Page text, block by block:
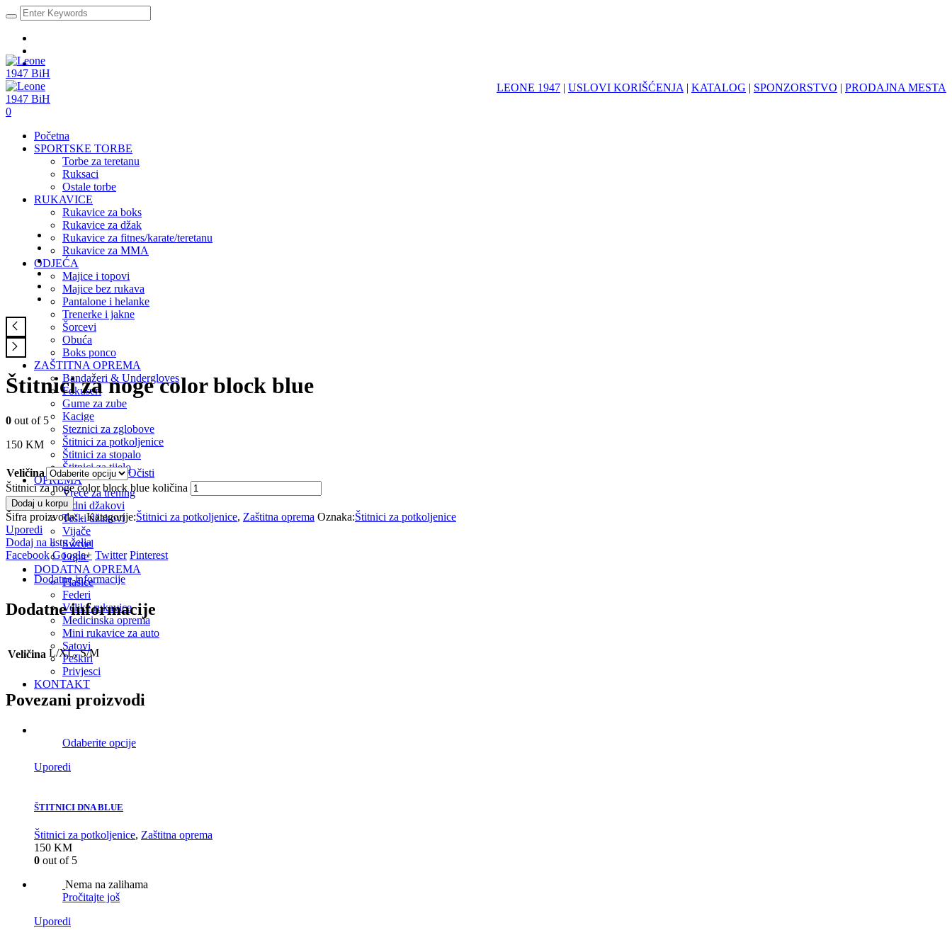
LEONE 1947 | USLOVI KORIŠĆENJA | KATALOG | SPONZORSTVO | PRODAJNA MESTA
0
Početna
SPORTSKE TORBE
Torbe za teretanu
Ruksaci
Ostale torbe
RUKAVICE
Rukavice za boks
Rukavice za džak
Rukavice za fitnes/karate/teretanu
Rukavice za MMA
ODJEĆA
Majice i topovi
Majice bez rukava
Pantalone i helanke
Trenerke i jakne
Šorcevi
Obuća
Boks ponco
ZAŠTITNA OPREMA
Bandažeri & Undergloves
Fokuseri
Gume za zube
Kacige
Steznici za zglobove
Štitnici za potkoljenice
Štitnici za stopalo
Štitnici za tijelo
OPREMA
Vreće za trening
Zidni džakovi
Teški džakovi
Vijače
Swivel
Lopte
DODATNA OPREMA
Flašice
Federi
Velike rukavice
Medicinska oprema
Mini rukavice za auto
Satovi
Peškiri
Privjesci
KONTAKT
Štitnici za noge color block blue
0 out of 5
150 KM
Veličina
Očisti
Štitnici za noge color block blue količina
Dodaj u korpu
Šifra proizvoda:- Kategorije:Štitnici za potkoljenice, Zaštitna oprema Oznaka:Štitnici za potkoljenice
Uporedi
Dodaj na listu želja
Facebook Google+ Twitter Pinterest
Dodatne informacije
Dodatne informacije
Veličina L/XL, S/M
Povezani proizvodi
Odaberite opcije
Uporedi
ŠTITNICI DNA BLUE
Štitnici za potkoljenice, Zaštitna oprema
150 KM
0 out of 5
Nema na zalihama
Pročitajte još
Uporedi